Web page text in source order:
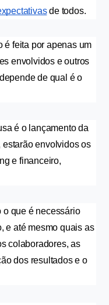
de todos.
é feita por apenas um
envolvidos e outros
de qual é o
é o lançamento da
envolvidos os
e financeiro,
o que é necessário
e até mesmo quais as
colaboradores, as
dos resultados e o